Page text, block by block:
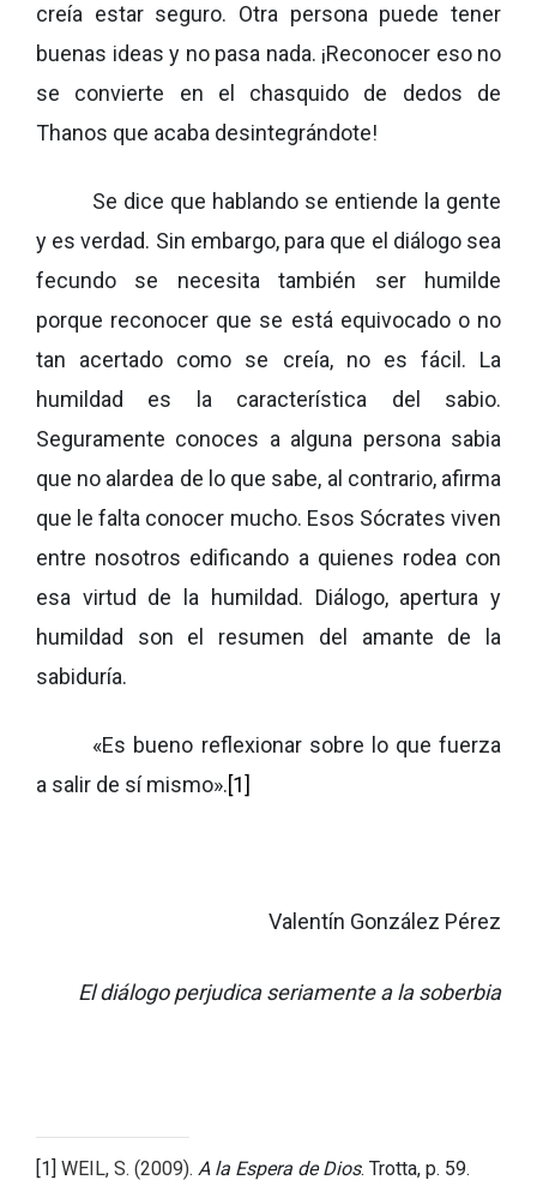
creía estar seguro. Otra persona puede tener
buenas ideas y no pasa nada. ¡Reconocer eso no
se convierte en el chasquido de dedos de
Thanos que acaba desintegrándote!
Se dice que hablando se entiende la gente
y es verdad. Sin embargo, para que el diálogo sea
fecundo se necesita también ser humilde
porque reconocer que se está equivocado o no
tan acertado como se creía, no es fácil. La
humildad es la característica del sabio.
Seguramente conoces a alguna persona sabia
que no alardea de lo que sabe, al contrario, afirma
que le falta conocer mucho. Esos Sócrates viven
entre nosotros edificando a quienes rodea con
esa virtud de la humildad. Diálogo, apertura y
humildad son el resumen del amante de la
sabiduría.
«Es bueno reflexionar sobre lo que fuerza
a salir de sí mismo».[1]
Valentín González Pérez
El diálogo perjudica seriamente a la soberbia
[1] WEIL, S. (2009). A la Espera de Dios. Trotta, p. 59.